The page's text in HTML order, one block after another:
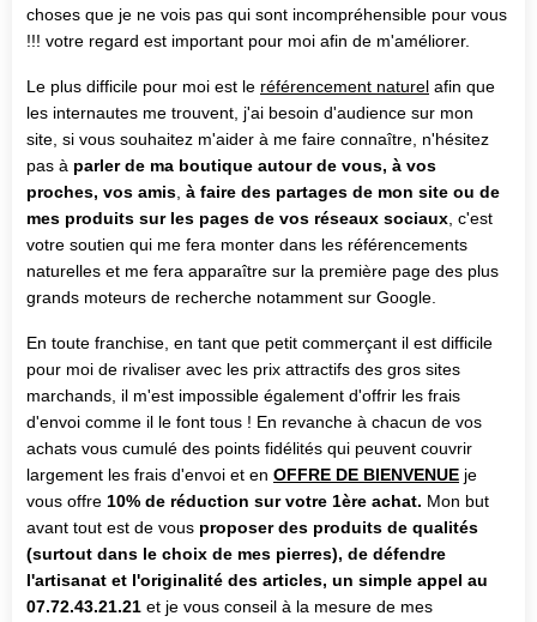
choses que je ne vois pas qui sont incompréhensible pour vous
!!! votre regard est important pour moi afin de m'améliorer.
Le plus difficile pour moi est le référencement naturel afin que
les internautes me trouvent, j'ai besoin d'audience sur mon
site, si vous souhaitez m'aider à me faire connaître, n'hésitez
pas à parler de ma boutique autour de vous, à vos
proches, vos amis à faire des partages de mon site ou de
mes produits sur les pages de vos réseaux sociaux , c'est
votre soutien qui me fera monter dans les référencements
naturelles et me fera apparaître sur la première page des plus
grands moteurs de recherche notamment sur Google.
En toute franchise, en tant que petit commerçant il est difficile
pour moi de rivaliser avec les prix attractifs des gros sites
marchands, il m'est impossible également d'offrir les frais
d'envoi comme il le font tous ! En revanche à chacun de vos
achats vous cumulé des points fidélités qui peuvent couvrir
largement les frais d'envoi et en OFFRE DE BIENVENUE je
vous offre 10% de réduction sur votre 1ère achat. Mon but
avant tout est de vous proposer des produits de qualités
(surtout dans le choix de mes pierres), de défendre
l'artisanat et l'originalité des articles, un simple appel au
07.72.43.21.21 et je vous conseil à la mesure de mes